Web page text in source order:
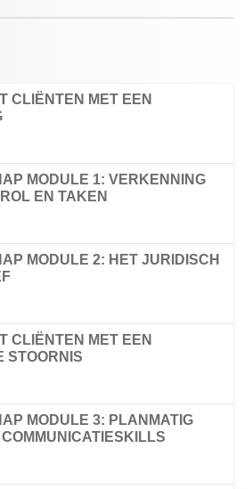
CLIËNTEN MET EEN
MODULE 1: VERKENNING
EN TAKEN
MODULE 2: HET JURIDISCH
CLIËNTEN MET EEN
STOORNIS
MODULE 3: PLANMATIG